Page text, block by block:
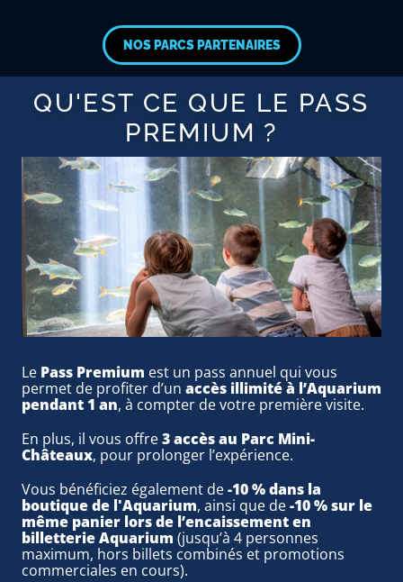
NOS PARCS PARTENAIRES
QU'EST CE QUE LE PASS
PREMIUM ?
Le Pass Premium est un pass annuel qui vous
permet de profiter d’un accès illimité à l’Aquarium
pendant 1 an, à compter de votre première visite.
En plus, il vous offre3 accès au Parc Mini-
Châteaux, pour prolonger l’expérience.
Vous bénéficiez également de-10 % dans la
boutique de l'Aquarium, ainsi que de-10 % sur le
même panier lors de l’encaissement en
billetterie Aquarium (jusqu’à 4 personnes
maximum, hors billets combinés et promotions
commerciales en cours).